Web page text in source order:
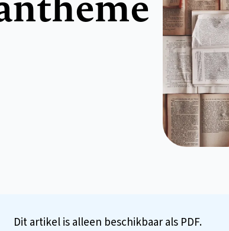
Dit artikel is alleen beschikbaar als PDF.